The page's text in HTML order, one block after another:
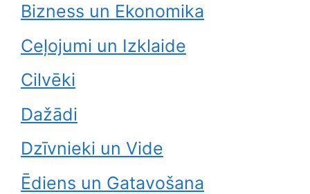
Bizness un Ekonomika
Ceļojumi un Izklaide
Cilvēki
Dažādi
Dzīvnieki un Vide
Ēdiens un Gatavošana